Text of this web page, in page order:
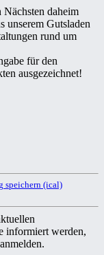
Nächsten daheim
unserem Gutsladen
rund um
für den
ausgezeichnet!
speichern (ical)
informiert werden,